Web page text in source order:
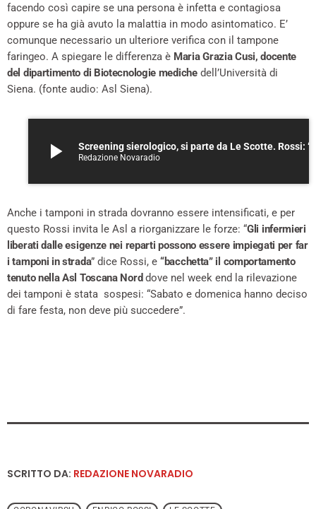
facendo così capire se una persona è infetta e contagiosa
oppure se ha già avuto la malattia in modo asintomatico. E’
comunque necessario un ulteriore verifica con il tampone
faringeo. A spiegare le differenza è Maria Grazia Cusi, docente
del dipartimento di Biotecnologie medichedell’Università di
Siena. (fonte audio: Asl Siena).
play_arrow Redazione Novaradio
Anche i tamponi in strada dovranno essere intensificati, e per
questo Rossi invita le Asl a riorganizzare le forze: “Gli infermieri
liberati dalle esigenze nei reparti possono essere impiegati per far
i tamponi in strada” dice Rossi, e “bacchetta” il comportamento
tenuto nella Asl Toscana Nord dove nel week end la rilevazione
dei tamponi è stata sospesi: “Sabato e domenica hanno deciso
di fare festa, non deve più succedere”.
SCRITTO DA: REDAZIONE NOVARADIO